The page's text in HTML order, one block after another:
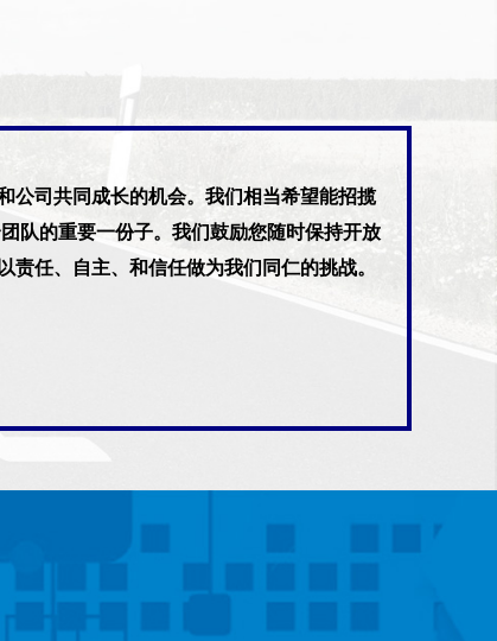
公司共同成长的机会。我们相当希望能招揽
队的重要一份子。我们鼓励您随时保持开放
任、自主、和信任做为我们同仁的挑战。